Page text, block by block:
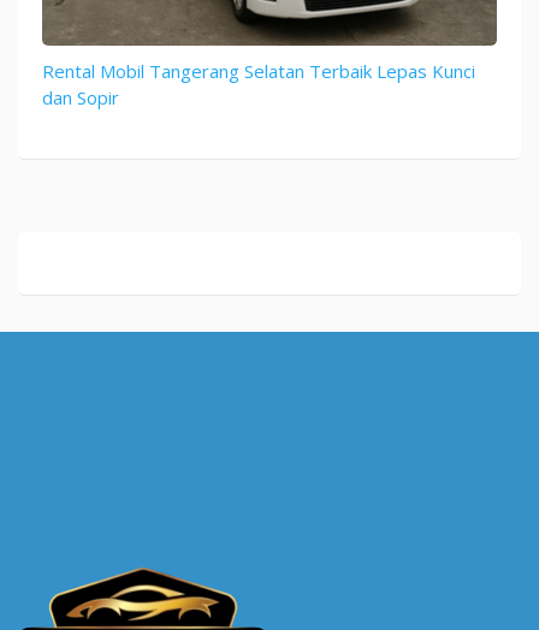
Rental Mobil Tangerang Selatan Terbaik Lepas Kunci
dan Sopir